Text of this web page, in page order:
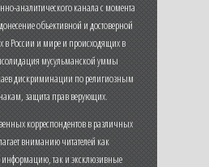
аналитического канала с момента
объективной и достоверной
России и мире и происходящих в
мусульманской уммы
дискриминации по религиозным
защита прав верующих.
корреспондентов в различных
вниманию читателей как
информацию, так и эксклюзивные